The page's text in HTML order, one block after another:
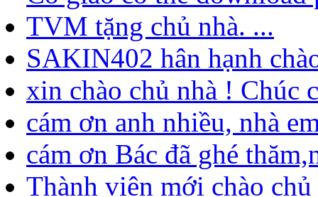
TVM tặng chủ nhà. ...
SAKIN402 hân hạnh
xin chào chủ nhà ! Chúc
cám ơn anh nhiều, nhà
cám ơn Bác đã ghé
Thành viên mới chào